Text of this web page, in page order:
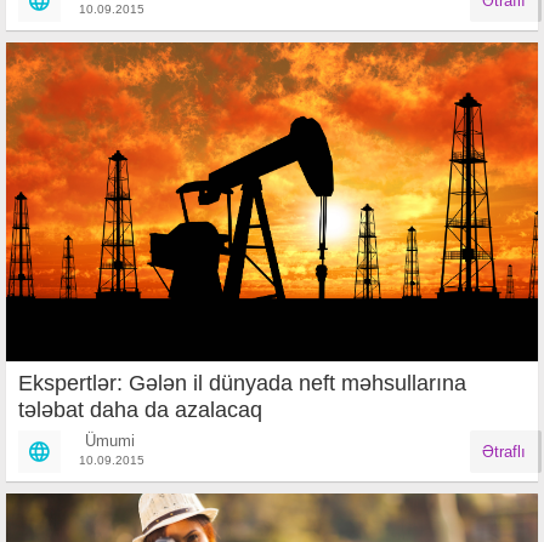
10.09.2015
Ekspertlər: Gələn il dünyada neft məhsullarına
tələbat daha da azalacaq
Ümumi
10.09.2015 Ətraflı